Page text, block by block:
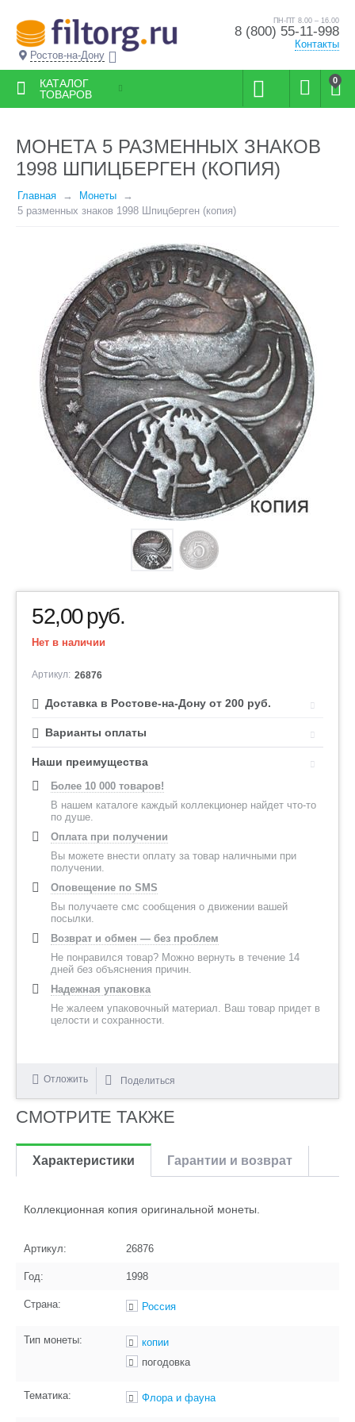
Ростов-на-Дону
ПН-ПТ 8.00 – 16.00
8 (800) 55-11-998
Контакты
0
КАТАЛОГ
ТОВАРОВ
МОНЕТА 5 РАЗМЕННЫХ ЗНАКОВ
1998 ШПИЦБЕРГЕН (КОПИЯ)
Главная
Монеты
5 разменных знаков 1998 Шпицберген (копия)
52,00руб.
Нет в наличии
Артикул: 26876
Доставка в Ростове-на-Дону от 200 руб.
Варианты оплаты
Наши преимущества
Более 10 000 товаров!
В нашем каталоге каждый коллекционер найдет что-то
по душе.
Оплата при получении
Вы можете внести оплату за товар наличными при
получении.
Оповещение по SMS
Вы получаете смс сообщения о движении вашей
посылки.
Возврат и обмен — без проблем
Не понравился товар? Можно вернуть в течение 14
дней без объяснения причин.
Надежная упаковка
Не жалеем упаковочный материал. Ваш товар придет в
целости и сохранности.
Отложить Поделиться
СМОТРИТЕ ТАКЖЕ
Характеристики Гарантии и возврат
Коллекционная копия оригинальной монеты.
Артикул: 26876
Год: 1998
Страна: Россия
Тип монеты:
копии
погодовка
Тематика: Флора и фауна